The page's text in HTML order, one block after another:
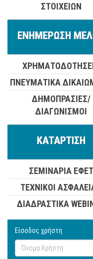
ΣΤΟΙΧΕΙΩΝ
ΕΝΗΜΕΡΩΣΗ
ΠΝΕΥΜΑΤΙΚΑ
ΔΗΜΟΠΡΑΣΙΕΣ/
ΔΙΑΓΩΝΙΣΜΟΙ
ΚΑΤΑΡΤΙΣΗ
ΣΕΜΙΝΑΡΙΑ ΕΦΕΤ
ΤΕΧΝΙΚΟΙ
ΔΙΑΔΡΑΣΤΙΚΑ
Είσοδος χρήστη
Όνομα
Χρήστη